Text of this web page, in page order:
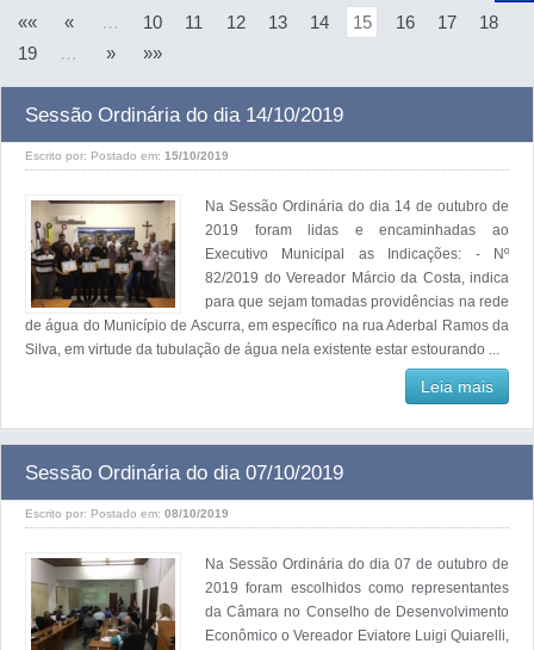
«« « … 10 11 12 13 14 15 16 17
18
19
… » »»
Sessão Ordinária do dia 14/10/2019
Escrito por: Postado em: 15/10/2019
Na Sessão Ordinária do dia 14 de outubro de
2019 foram lidas e encaminhadas ao
Executivo Municipal as Indicações: - Nº
82/2019 do Vereador Márcio da Costa, indica
para que sejam tomadas providências na rede
de água do Município de Ascurra, em específico na rua Aderbal Ramos da
Silva, em virtude da tubulação de água nela existente estar estourando ...
Leia mais
Sessão Ordinária do dia 07/10/2019
Escrito por: Postado em: 08/10/2019
Na Sessão Ordinária do dia 07 de outubro de
2019 foram escolhidos como representantes
da Câmara no Conselho de Desenvolvimento
Econômico o Vereador Eviatore Luigi Quiarelli,